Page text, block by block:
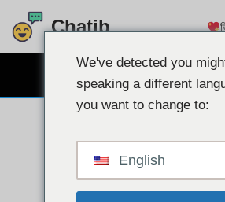
এড়িয়ে
Chatib
We've detected you
speaking a different
you want to change to:
English